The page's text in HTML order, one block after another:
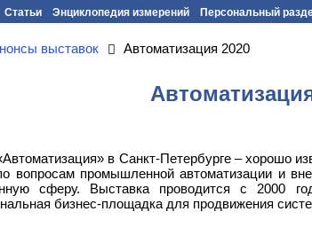
Статьи Энциклопедия измерений Персональный
выставок Автоматизация 2020
в Санкт-Петербурге – хорошо
вопросам промышленной автоматизации и
сферу. Выставка проводится с 2000
бизнес-площадка для продвижения